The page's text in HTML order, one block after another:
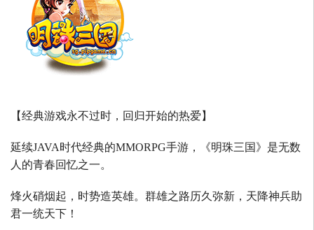
【经典游戏永不过时，回归开始的热爱】
延续JAVA时代经典的MMORPG手游，《明珠三国》是无数
人的青春回忆之一。
烽火硝烟起，时势造英雄。群雄之路历久弥新，天降神兵助
君一统天下！